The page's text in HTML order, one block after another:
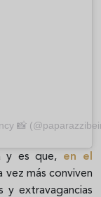
📸
y es que, en el
vez más conviven
y extravagancias